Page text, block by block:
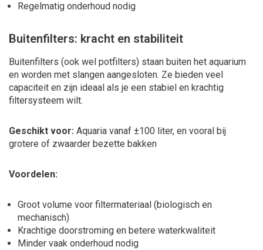
Regelmatig onderhoud nodig
Buitenfilters: kracht en stabiliteit
Buitenfilters (ook wel potfilters) staan buiten het aquarium
en worden met slangen aangesloten. Ze bieden veel
capaciteit en zijn ideaal als je een stabiel en krachtig
filtersysteem wilt.
Geschikt voor: Aquaria vanaf ±100 liter, en vooral bij
grotere of zwaarder bezette bakken
Voordelen:
Groot volume voor filtermateriaal (biologisch en
mechanisch)
Krachtige doorstroming en betere waterkwaliteit
Minder vaak onderhoud nodig